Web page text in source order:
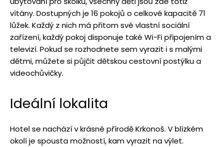
vítány. Dostupných je 16 pokojů o celkové kapacitě 71
lůžek. Každý z nich má přitom své vlastní sociální
zařízení, každý pokoj disponuje také Wi-Fi připojením a
televizí. Pokud se rozhodnete sem vyrazit i s malými
dětmi, můžete si půjčit dětskou cestovní postýlku a
videochůvičky.
Ideální lokalita
Hotel se nachází v krásné přírodě Krkonoš. V blízkém
okolí je spousta možností, kam vyrazit na výlet.